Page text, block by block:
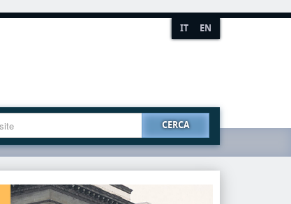
IT EN
CERCA